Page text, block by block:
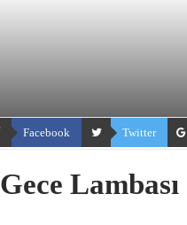
Facebook Twitter
Gece Lambası